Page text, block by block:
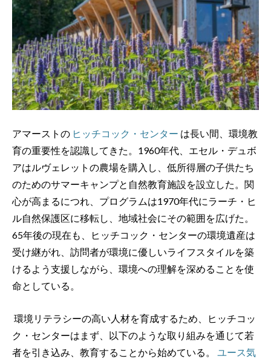
アマーストの ヒッチコック・センター は長い間、環境教
育の重要性を認識してきた。1960年代、エセル・デュボ
アはルヴェレットの農場を購入し、低所得層の子供たち
のためのサマーキャンプと自然教育施設を設立した。関
心が高まるにつれ、プログラムは1970年代にラーチ・ヒ
ル自然保護区に移転し、地域社会にその範囲を広げた。
65年後の現在も、ヒッチコック・センターの環境遺産は
受け継がれ、訪問者が環境に優しいライフスタイルを築
けるよう支援しながら、環境への理解を深めることを使
命としている。
環境リテラシーの高い人材を育成するため、ヒッチコッ
ク・センターはまず、以下のような取り組みを通じて若
者を引き込み、教育することから始めている。 ユース気